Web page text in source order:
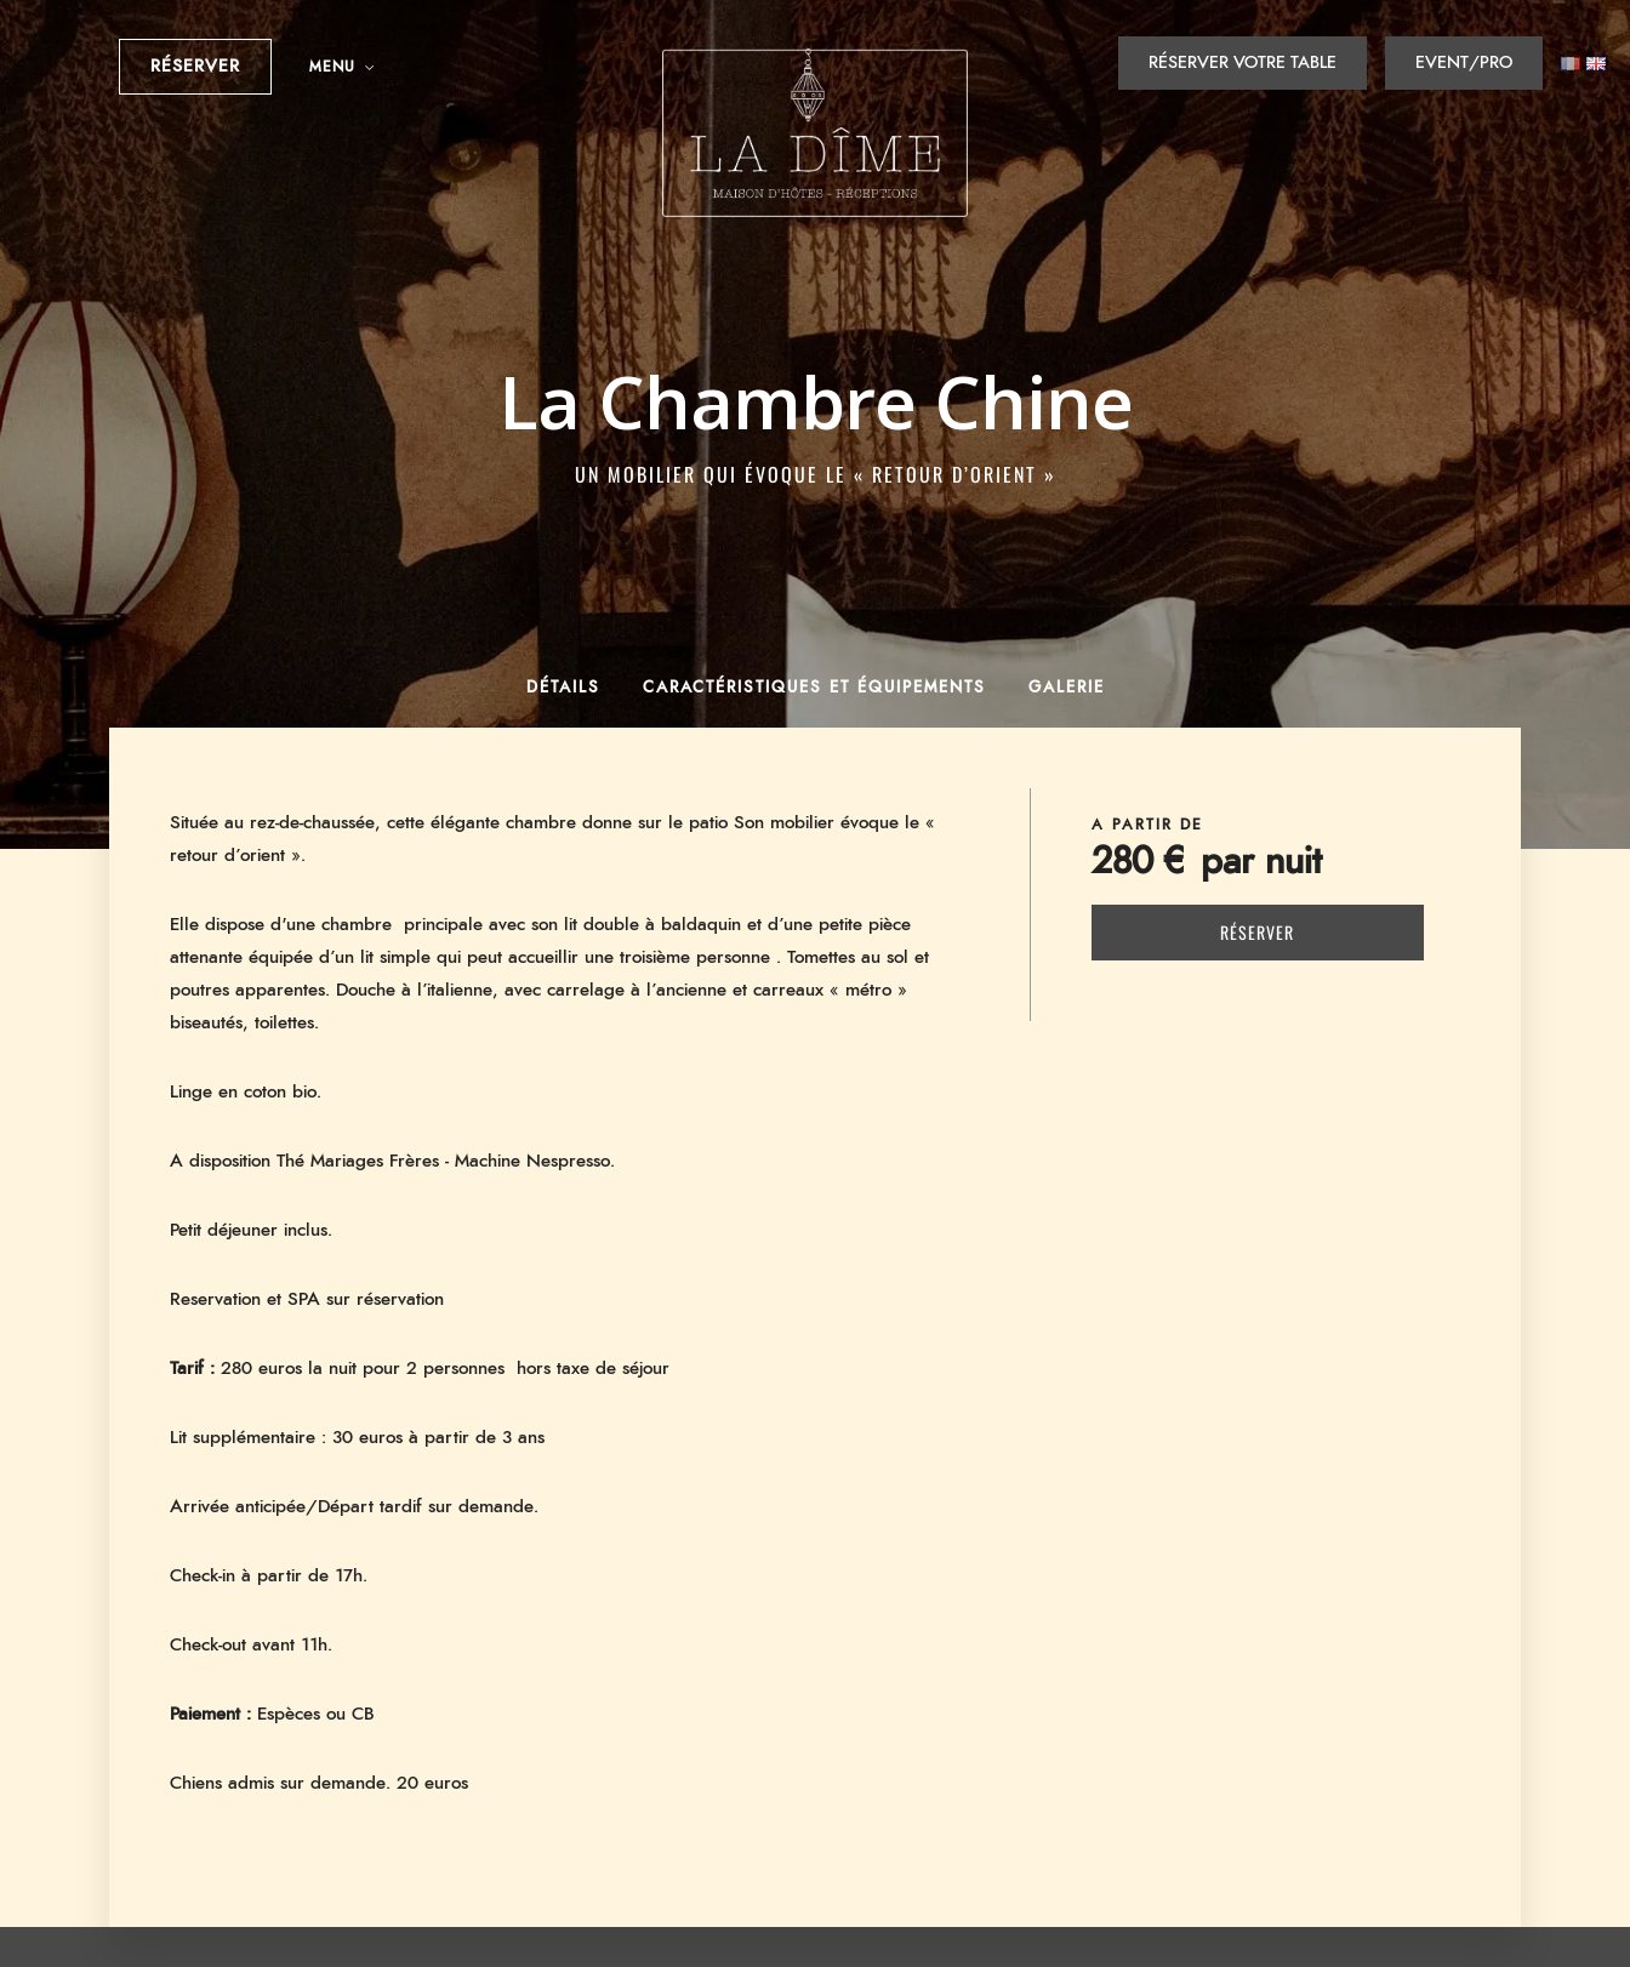
RÉSERVER VOTRE TABLE EVENT/PRO
RÉSERVER MENU
La Chambre Chine
UN MOBILIER QUI ÉVOQUE LE « RETOUR D’ORIENT »
DÉTAILS CARACTÉRISTIQUES ET ÉQUIPEMENTS GALERIE
Située au rez-de-chaussée, cette élégante chambre donne sur le patio Son mobilier évoque le «
retour d’orient ».
Elle dispose d'une chambre principale avec son lit double à baldaquin et d’une petite pièce
attenante équipée d’un lit simple qui peut accueillir une troisième personne . Tomettes au sol et
poutres apparentes. Douche à l’italienne, avec carrelage à l’ancienne et carreaux « métro »
biseautés, toilettes.
Linge en coton bio.
A disposition Thé Mariages Frères - Machine Nespresso.
Petit déjeuner inclus.
Reservation et SPA sur réservation
Tarif : 280 euros la nuit pour 2 personnes hors taxe de séjour
Lit supplémentaire : 30 euros à partir de 3 ans
Arrivée anticipée/Départ tardif sur demande.
Check-in à partir de 17h.
Check-out avant 11h.
Paiement : Espèces ou CB
Chiens admis sur demande. 20 euros
A PARTIR DE
280 € par nuit
RÉSERVER